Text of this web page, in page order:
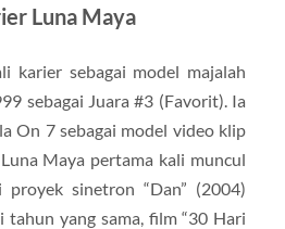
Luna Maya
karier sebagai model majalah
sebagai Juara #3 (Favorit). Ia
On 7 sebagai model video klip
Luna Maya pertama kali muncul
sinetron “Dan” (2004)
tahun yang sama, film “30 Hari